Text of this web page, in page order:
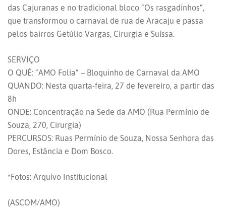
das Cajuranas e no tradicional bloco “Os rasgadinhos”,
que transformou o carnaval de rua de Aracaju e passa
pelos bairros Getúlio Vargas, Cirurgia e Suíssa.
SERVIÇO
O QUÊ: “AMO Folia” – Bloquinho de Carnaval da AMO
QUANDO: Nesta quarta-feira, 27 de fevereiro, a partir das
8h
ONDE: Concentração na Sede da AMO (Rua Permínio de
Souza, 270, Cirurgia)
PERCURSOS: Ruas Permínio de Souza, Nossa Senhora das
Dores, Estância e Dom Bosco.
*Fotos: Arquivo Institucional
(ASCOM/AMO)